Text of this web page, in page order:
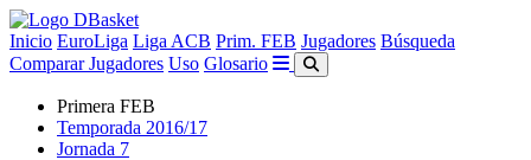
Inicio EuroLiga Liga ACB Prim. FEB Jugadores Búsqueda
Comparar Jugadores Uso Glosario
Primera FEB
Temporada 2016/17
Jornada 7